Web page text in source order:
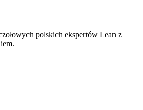
polskich ekspertów Lean z